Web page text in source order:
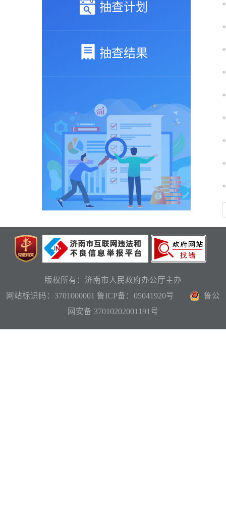
抽查计划
抽查结果
版权所有：济南市人民政府办公厅主办
网站标识码：3701000001 鲁ICP备：05041920号
鲁公
网安备 37010202001191号